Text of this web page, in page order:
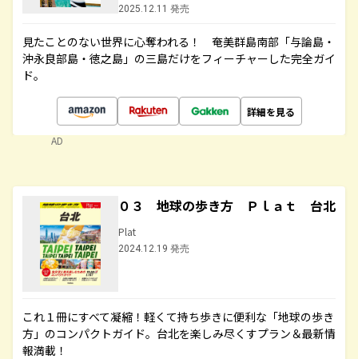
2025.12.11 発売
見たことのない世界に心奪われる！ 奄美群島南部「与論島・
沖永良部島・徳之島」の三島だけをフィーチャーした完全ガイ
ド。
詳細を見る
AD
０３ 地球の歩き方 Ｐｌａｔ 台北
Plat
2024.12.19 発売
これ１冊にすべて凝縮！軽くて持ち歩きに便利な「地球の歩き
方」のコンパクトガイド。台北を楽しみ尽くすプラン＆最新情
報満載！